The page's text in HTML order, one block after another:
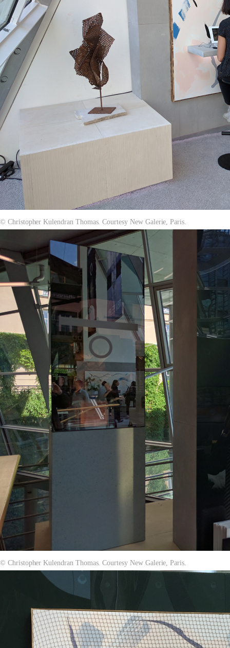
© Christopher Kulendran Thomas. Courtesy New Galerie, Paris.
© Christopher Kulendran Thomas. Courtesy New Galerie, Paris.